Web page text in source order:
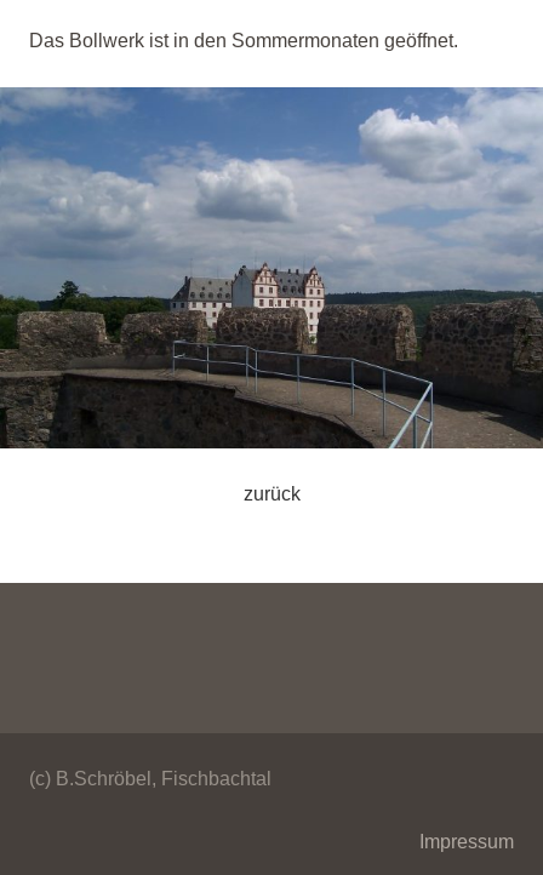
Das Bollwerk ist in den Sommermonaten geöffnet.
zurück
(c) B.Schröbel, Fischbachtal
Impressum